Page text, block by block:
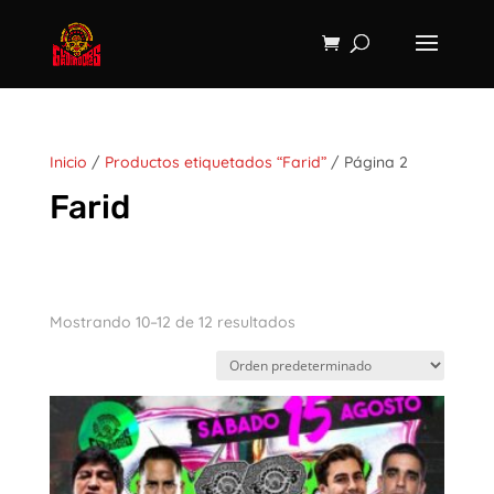
Inicio / Productos etiquetados “Farid”/ Página 2
Farid
Mostrando 10–12 de 12 resultados